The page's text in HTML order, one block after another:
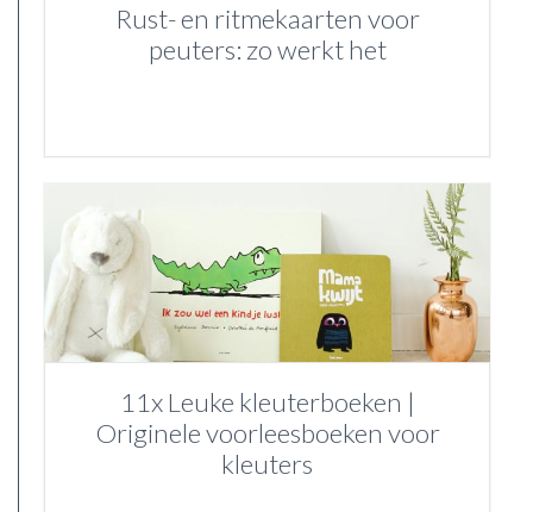
Rust- en ritmekaarten voor
peuters: zo werkt het
11x Leuke kleuterboeken |
Originele voorleesboeken voor
kleuters